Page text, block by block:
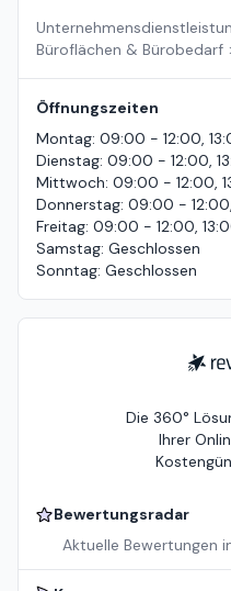
Büroflächen & Bürobedarf
Öffnungszeiten
Montag: 09:00 - 12:00,
Dienstag: 09:00 - 12:00,
Mittwoch: 09:00 - 12:00,
Donnerstag: 09:00 -
Freitag: 09:00 - 12:00,
Samstag: Geschlossen
Sonntag: Geschlossen
Die 360°
Ihrer
Bewertungsradar
Aktuelle Bewertungen